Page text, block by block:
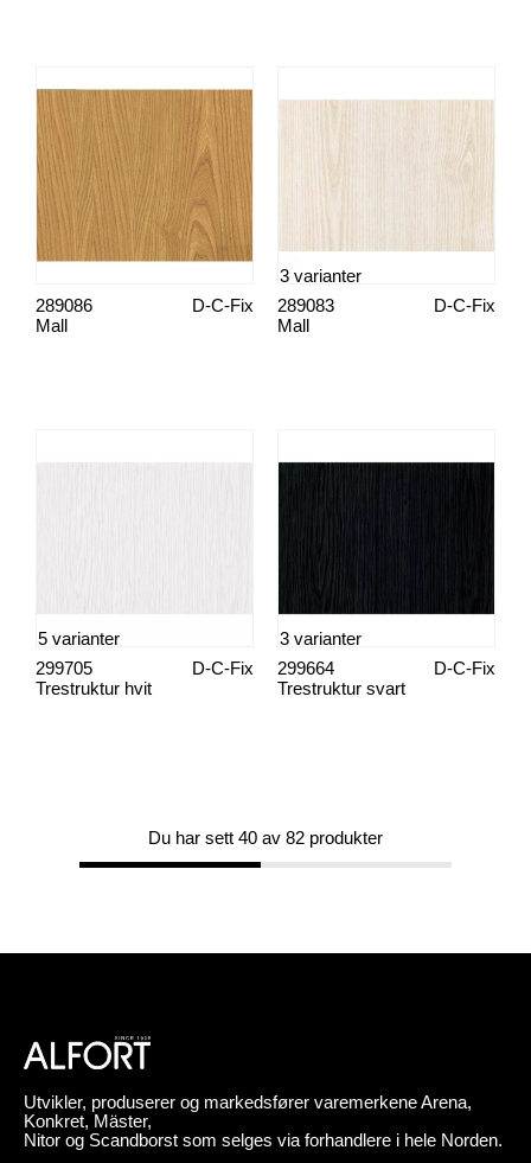
Mall
D-C-Fix
289086
Mall
D-C-Fix
289083
3 varianter
Trestruktur hvit
D-C-Fix
299705
5 varianter
Trestruktur svart
D-C-Fix
299664
3 varianter
Du har sett 40 av 82 produkter
Utvikler, produserer og markedsfører varemerkene Arena,
Konkret, Mäster,
Nitor og Scandborst som selges via forhandlere i hele Norden.